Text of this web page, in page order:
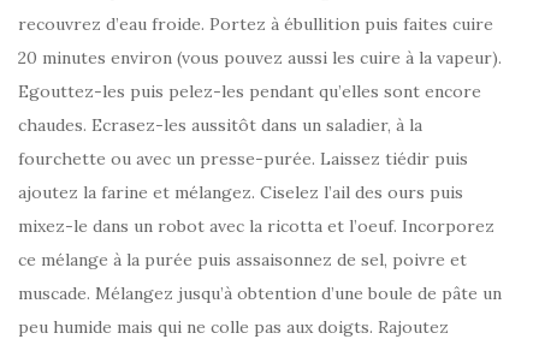
recouvrez d’eau froide. Portez à ébullition puis faites cuire
20 minutes environ (vous pouvez aussi les cuire à la vapeur).
Egouttez-les puis pelez-les pendant qu’elles sont encore
chaudes. Ecrasez-les aussitôt dans un saladier, à la
fourchette ou avec un presse-purée. Laissez tiédir puis
ajoutez la farine et mélangez. Ciselez l’ail des ours puis
mixez-le dans un robot avec la ricotta et l’oeuf. Incorporez
ce mélange à la purée puis assaisonnez de sel, poivre et
muscade. Mélangez jusqu’à obtention d’une boule de pâte un
peu humide mais qui ne colle pas aux doigts. Rajoutez